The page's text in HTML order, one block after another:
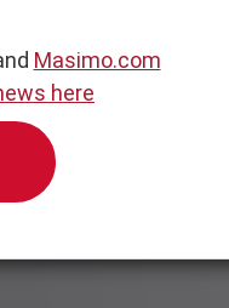
Masimo.com
here